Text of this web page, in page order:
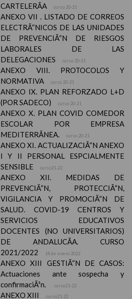
CARTELERÃA
curso 20-21
ANEXO VII . LISTADO DE CORREOS
ELECTRÃ“NICOS DE LAS UNIDADES
DE PREVENCIÃ“N DE RIESGOS
LABORALES DE LAS
DELEGACIONES
curso 20-21
ANEXO VIII. PROTOCOLOS Y
NORMATIVA
curso 20-21
ANEXO IX. PLAN REFORZADO L+D
(POR SADECO)
curso 20-21
ANEXO X. PLAN COVID COMEDOR
ESCOLAR POR EMPRESA
MEDITERRÃNEA.
curso 20-21
ANEXO XI. ACTUALIZACIÃ“N ANEXO
I Y II PERSONAL ESPCIALMENTE
SENSIBLE
curso21-22
ANEXO XII. MEDIDAS DE
PREVENCIÃ“N, PROTECCIÃ“N,
VIGILANCIA Y PROMOCIÃ“N DE
SALUD. COVID-19 CENTROS Y
SERVICIOS EDUCATIVOS
DOCENTES (NO UNIVERSITARIOS)
DE ANDALUCÃA. CURSO
2021/2022
14 de enero 2022
ANEXO XIII GESTIÃ“N DE CASOS:
Actuaciones ante sospecha y
confirmaciÃ³n.
curso21-22
ANEXO XIII curso21-22